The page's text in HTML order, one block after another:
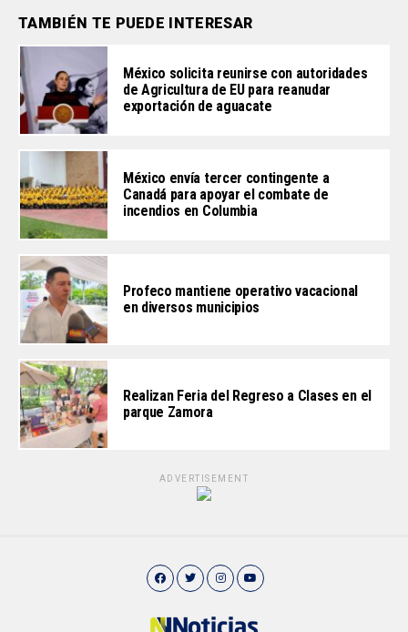
TAMBIÉN TE PUEDE INTERESAR
México solicita reunirse con autoridades
de Agricultura de EU para reanudar
exportación de aguacate
México envía tercer contingente a
Canadá para apoyar el combate de
incendios en Columbia
Profeco mantiene operativo vacacional
en diversos municipios
Realizan Feria del Regreso a Clases en el
parque Zamora
ADVERTISEMENT